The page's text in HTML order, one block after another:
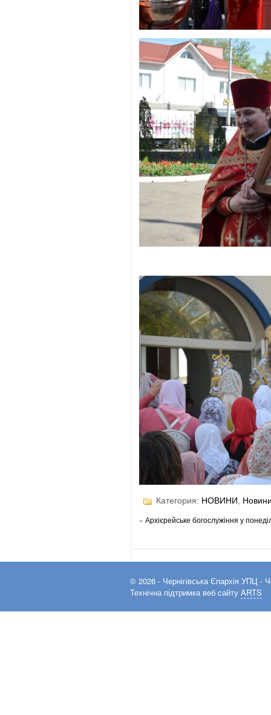
Категория: НОВИНИ
« Архієрейське богослужіння у
© 2026 - Чернігівська Єпархія УПЦ -
Технічна підтримка веб сайту ARTS